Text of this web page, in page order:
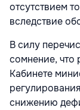
отсутствием
вследствие
В силу
сомнение, что
Кабинете
снижению